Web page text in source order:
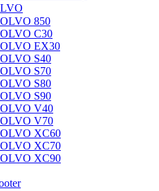
850
C30
EX30
S40
S70
S80
S90
V40
V70
XC60
XC70
XC90